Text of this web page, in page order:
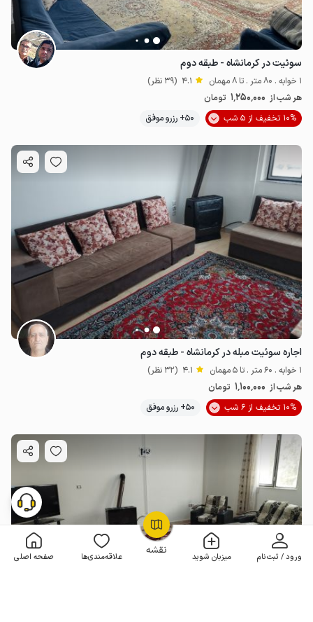
نقشه ورود / ثبت‌نام میزبان شوید علاقه‌مندی‌ها صفحه اصلی
OpenStreetMap
سوئیت در کرمانشاه - طبقه دوم
1 خوابه . 80 متر . تا 8 مهمان 4.1 (39 نظر)
هر شب از 1٬250٬000 تومان
10% تخفیف از 5 شب
50+ رزرو موفق
اجاره سوئیت مبله در کرمانشاه - طبقه دوم
1 خوابه . 60 متر . تا 5 مهمان 4.1 (32 نظر)
هر شب از 1٬100٬000 تومان
10% تخفیف از 6 شب
50+ رزرو موفق